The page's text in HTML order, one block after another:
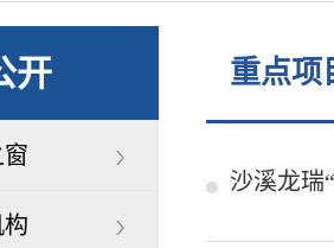
开 重点项
沙溪龙瑞